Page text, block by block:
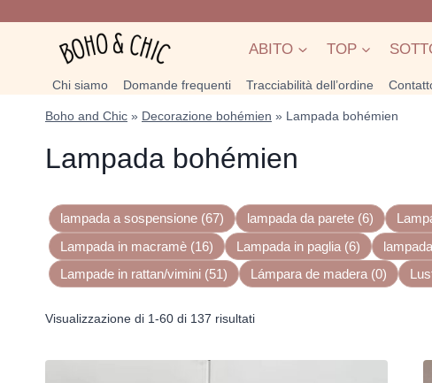
contenuto
ABITO TOP
Chi siamo Domande frequenti Tracciabilità dell’ordine
Boho and Chic » Decorazione bohémien » Lampada bohémien
Lampada bohémien
lampada a sospensione (67) lampada da parete (6)
Lampada in macramè (16)
Lampada in paglia (6)
Lampade in rattan/vimini (51)
Lámpara de madera (0)
Visualizzazione di 1-60 di 137 risultatiPopolarità